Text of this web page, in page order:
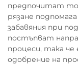
предпочитат
рязане
забавяния при
постъпват
процеси, така
одобрение на